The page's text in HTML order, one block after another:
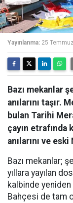
Yayınlanma: 25
Bazı mekanlar
anılarını taşır.
bulan Tarihi
çayın
anılarını ve
Bazı mekanlar;
yıllara yayılan
kalbinde
Bahçesi de tam